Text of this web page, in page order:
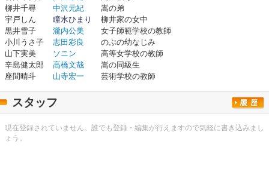
柳井千尋
中沢元紀
嵩の弟
宇戸しん
瞳水ひまり
柳井家の女中
黒井雪子
瀧内公美
女子師範学校の教師
小川うさ子
志田彩良
のぶの幼なじみ
山下実美
ソニン
高等女学校の教師
辛島健太郎
高橋文哉
嵩の同級生
座間晴斗
山寺宏一 芸術学校の教師
スタッフ
現在登録されていません。誰でも登録・編集が行えますので気軽に書き込みまし
ょう。